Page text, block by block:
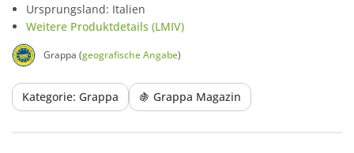
Ursprungsland: Italien
Weitere Produktdetails (LMIV)
Grappa (geografische Angabe)
Kategorie: Grappa 🍇 Grappa Magazin